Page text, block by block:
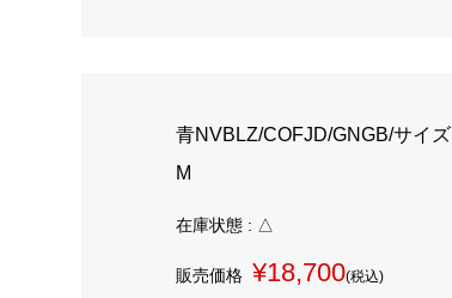
青NVBLZ/COFJD/GNGB/サイズ
M
在庫状態 : △
販売価格 ¥18,700(税込)